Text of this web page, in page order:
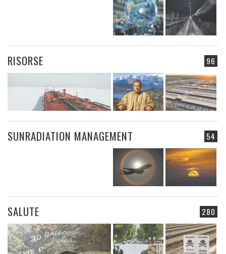
96
RISORSE
54
SUNRADIATION MANAGEMENT
280
SALUTE